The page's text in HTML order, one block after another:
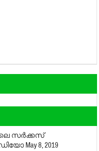
സര്‍ക്കസ്
May 8, 2019